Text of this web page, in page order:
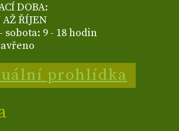
DOBA:
ŘÍJEN
sobota: 9 - 18 hodin
prohlídka